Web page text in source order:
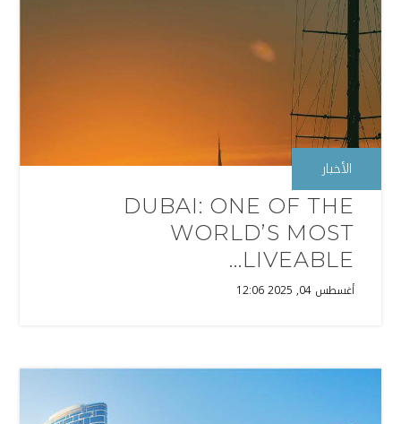
الأخبار
DUBAI: ONE OF THE
WORLD’S MOST
LIVEABLE...
أغسطس 04, 2025 12:06